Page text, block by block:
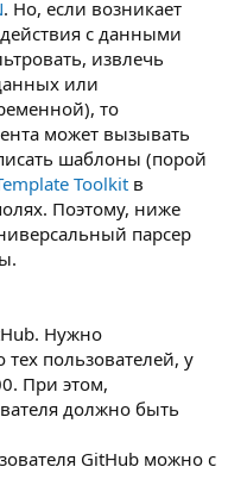
. Но, если возникает
с данными
извлечь
или
то
может вызывать
шаблоны (порой
Toolkit в
Поэтому, ниже
парсер
Нужно
тех пользователей, у
При этом,
должно быть
GitHub можно с